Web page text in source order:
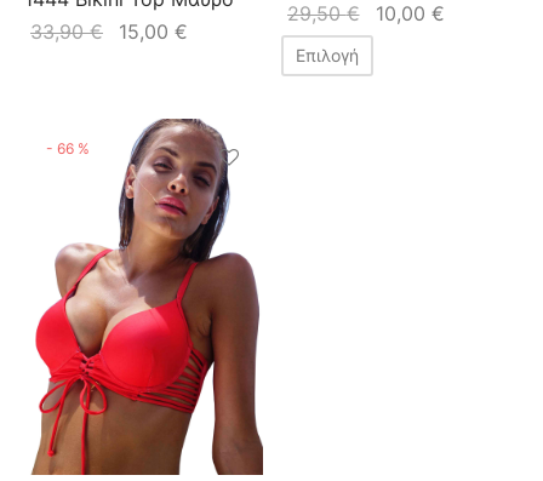
33,90€ 15,00 €
29,50€ 10,00 €
Επιλογή
- 66 %